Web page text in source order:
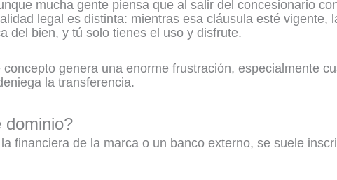
mucha gente piensa que al salir del concesionario
legal es distinta: mientras esa cláusula esté vigente,
del bien, y tú solo tienes el uso y disfrute.
genera una enorme frustración, especialmente
la transferencia.
dominio?
financiera de la marca o un banco externo, se suele